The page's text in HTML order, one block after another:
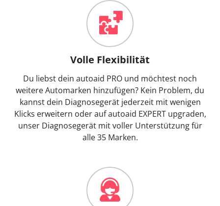
Volle Flexibilität
Du liebst dein autoaid PRO und möchtest noch
weitere Automarken hinzufügen? Kein Problem, du
kannst dein Diagnosegerät jederzeit mit wenigen
Klicks erweitern oder auf autoaid EXPERT upgraden,
unser Diagnosegerät mit voller Unterstützung für
alle 35 Marken.